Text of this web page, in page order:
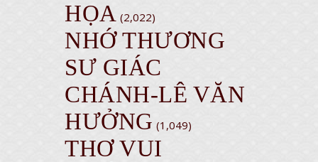
HỌA (2,022)
NHỚ THƯƠNG
SƯ GIÁC
CHÁNH-LÊ VĂN
HƯỞNG (1,049)
THƠ VUI